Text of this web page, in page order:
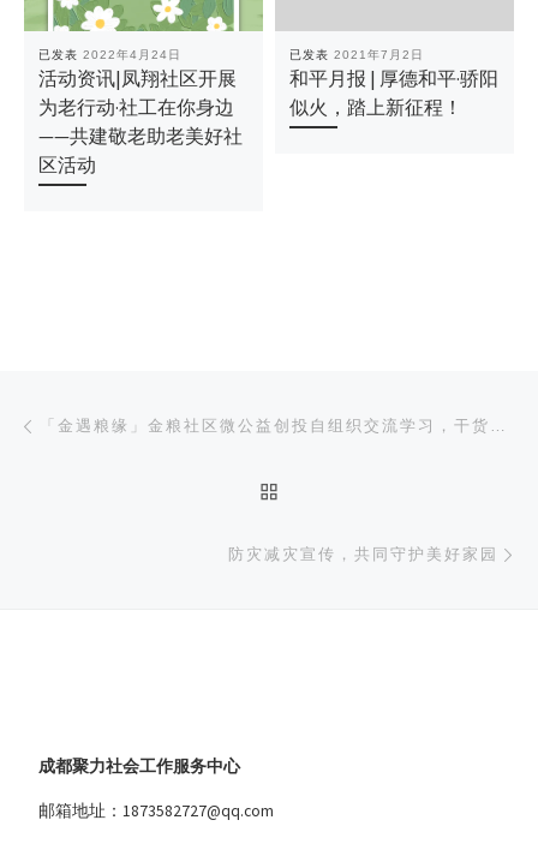
已发表 2022年4月24日
活动资讯|凤翔社区开展
为老行动·社工在你身边
——共建敬老助老美好社
区活动
已发表 2021年7月2日
和平月报 | 厚德和平·骄阳
似火，踏上新征程！
文章导航 「金遇粮缘」金粮社区微公益创投自组织交流学习，干货满满
防灾减灾宣传，共同守护美好家园
成都聚力社会工作服务中心
邮箱地址：1873582727@qq.com